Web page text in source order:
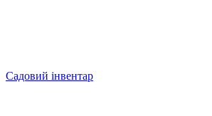
Садовий інвентар